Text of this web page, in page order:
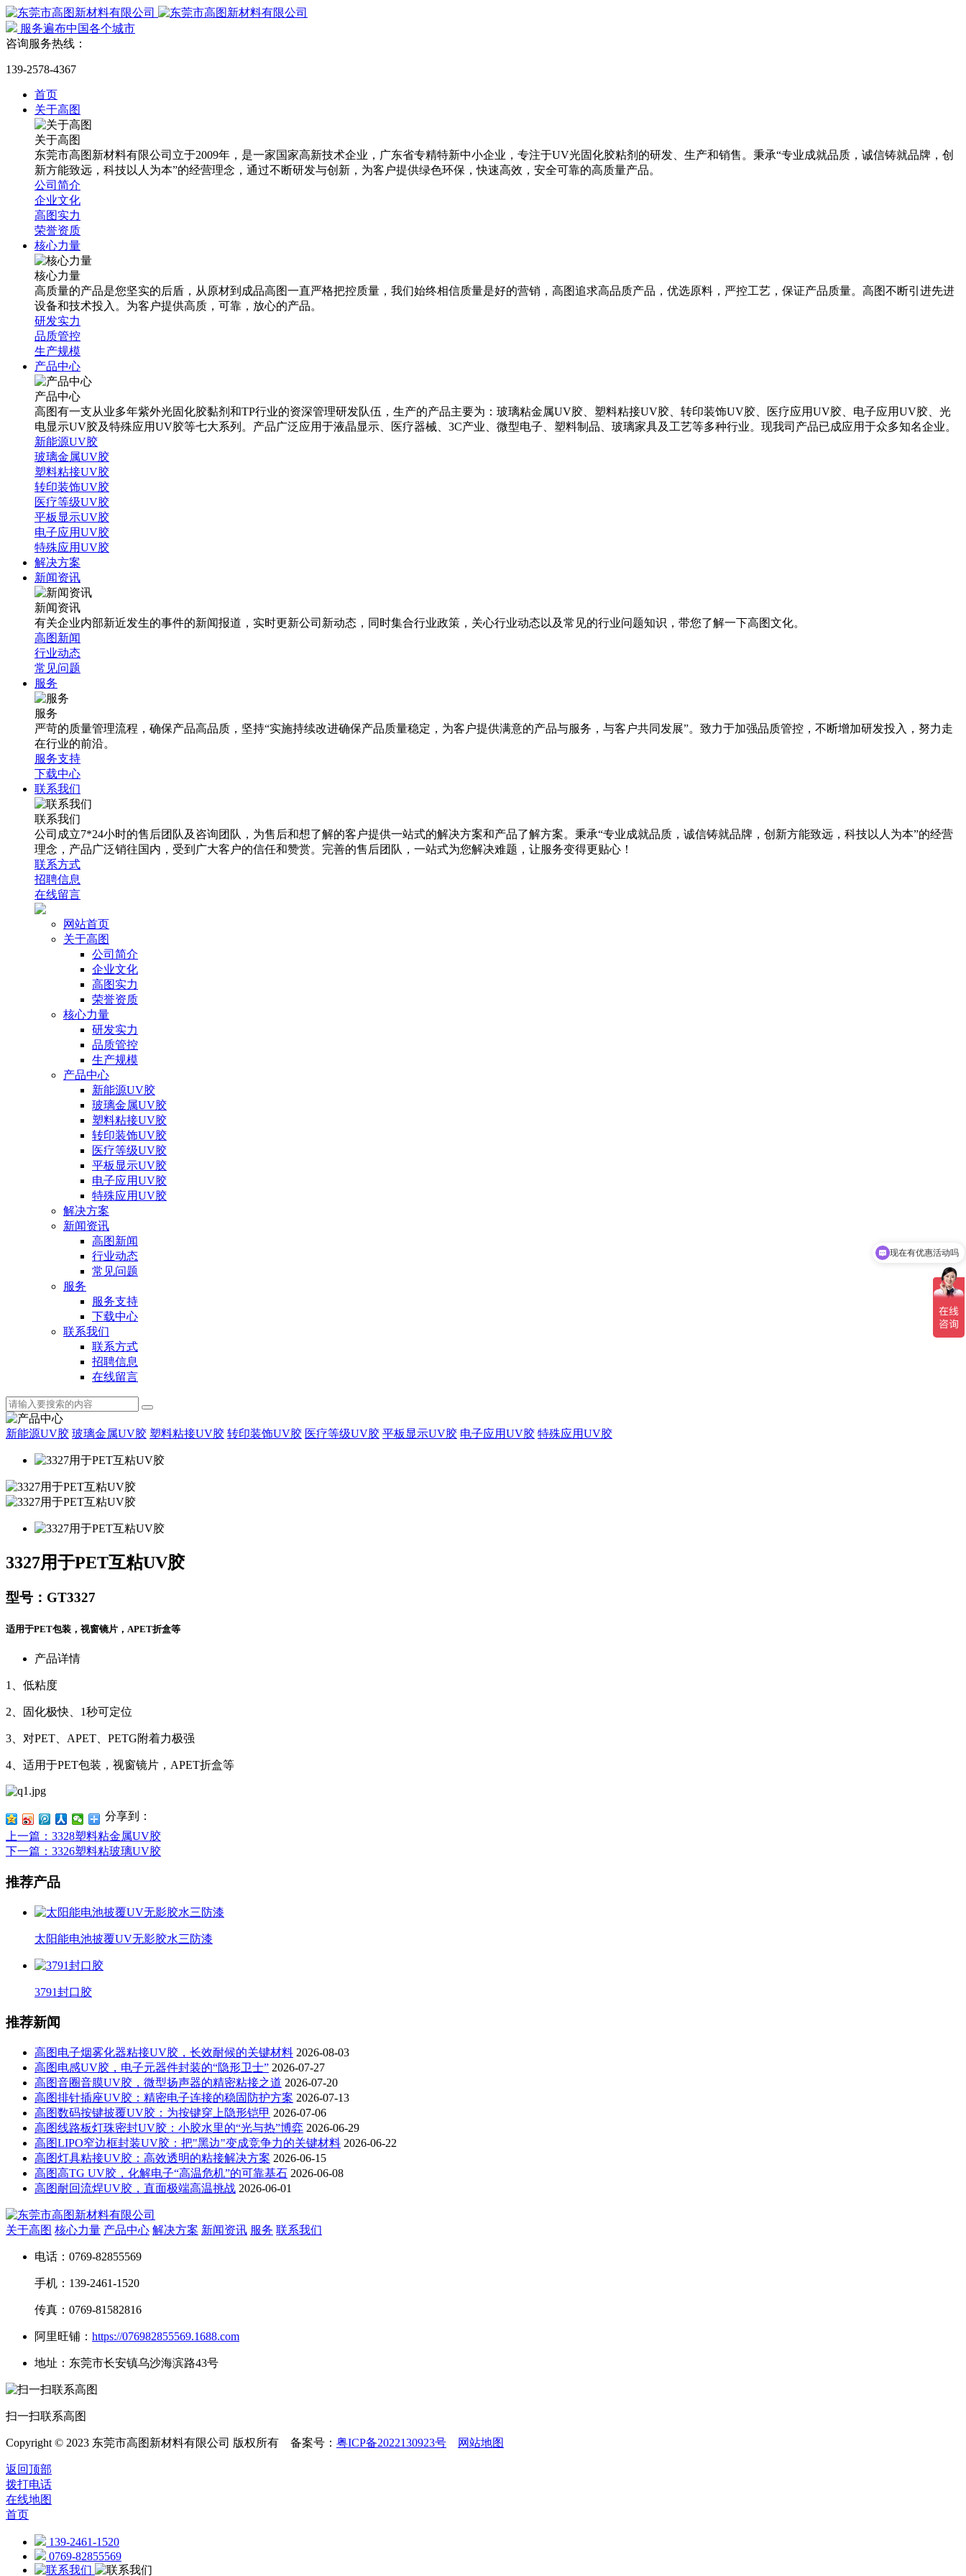
服务遍布中国各个城市
咨询服务热线：
139-2578-4367
首页
关于高图
关于高图
东莞市高图新材料有限公司立于2009年，是一家国家高新技术企业，广东省专精特新中小企业，专注于UV光固化胶粘剂的研发、生产和销售。秉承“专业成就品质，诚信铸就品牌，创
新方能致远，科技以人为本”的经营理念，通过不断研发与创新，为客户提供绿色环保，快速高效，安全可靠的高质量产品。
公司简介
企业文化
高图实力
荣誉资质
核心力量
核心力量
高质量的产品是您坚实的后盾，从原材到成品高图一直严格把控质量，我们始终相信质量是好的营销，高图追求高品质产品，优选原料，严控工艺，保证产品质量。高图不断引进先进
设备和技术投入。为客户提供高质，可靠，放心的产品。
研发实力
品质管控
生产规模
产品中心
产品中心
高图有一支从业多年紫外光固化胶黏剂和TP行业的资深管理研发队伍，生产的产品主要为：玻璃粘金属UV胶、塑料粘接UV胶、转印装饰UV胶、医疗应用UV胶、电子应用UV胶、光
电显示UV胶及特殊应用UV胶等七大系列。产品广泛应用于液晶显示、医疗器械、3C产业、微型电子、塑料制品、玻璃家具及工艺等多种行业。现我司产品已成应用于众多知名企业。
新能源UV胶
玻璃金属UV胶
塑料粘接UV胶
转印装饰UV胶
医疗等级UV胶
平板显示UV胶
电子应用UV胶
特殊应用UV胶
解决方案
新闻资讯
新闻资讯
有关企业内部新近发生的事件的新闻报道，实时更新公司新动态，同时集合行业政策，关心行业动态以及常见的行业问题知识，带您了解一下高图文化。
高图新闻
行业动态
常见问题
服务
服务
严苛的质量管理流程，确保产品高品质，坚持“实施持续改进确保产品质量稳定，为客户提供满意的产品与服务，与客户共同发展”。致力于加强品质管控，不断增加研发投入，努力走
在行业的前沿。
服务支持
下载中心
联系我们
联系我们
公司成立7*24小时的售后团队及咨询团队，为售后和想了解的客户提供一站式的解决方案和产品了解方案。秉承“专业成就品质，诚信铸就品牌，创新方能致远，科技以人为本”的经营
理念，产品广泛销往国内，受到广大客户的信任和赞赏。完善的售后团队，一站式为您解决难题，让服务变得更贴心！
联系方式
招聘信息
在线留言
网站首页
关于高图
公司简介
企业文化
高图实力
荣誉资质
核心力量
研发实力
品质管控
生产规模
产品中心
新能源UV胶
玻璃金属UV胶
塑料粘接UV胶
转印装饰UV胶
医疗等级UV胶
平板显示UV胶
电子应用UV胶
特殊应用UV胶
解决方案
新闻资讯
高图新闻
行业动态
常见问题
服务
服务支持
下载中心
联系我们
联系方式
招聘信息
在线留言
新能源UV胶 玻璃金属UV胶 塑料粘接UV胶 转印装饰UV胶 医疗等级UV胶 平板显示UV胶 电子应用UV胶 特殊应用UV胶
3327用于PET互粘UV胶
型号：GT3327
适用于PET包装，视窗镜片，APET折盒等
产品详情
1、低粘度
2、固化极快、1秒可定位
3、对PET、APET、PETG附着力极强
4、适用于PET包装，视窗镜片，APET折盒等
分享到：
上一篇 ：3328塑料粘金属UV胶
下一篇 ：3326塑料粘玻璃UV胶
推荐产品
太阳能电池披覆UV无影胶水三防漆
3791封口胶
推荐新闻
高图电子烟雾化器粘接UV胶，长效耐候的关键材料 2026-08-03
高图电感UV胶，电子元器件封装的“隐形卫士” 2026-07-27
高图音圈音膜UV胶，微型扬声器的精密粘接之道 2026-07-20
高图排针插座UV胶：精密电子连接的稳固防护方案 2026-07-13
高图数码按键披覆UV胶：为按键穿上隐形铠甲 2026-07-06
高图线路板灯珠密封UV胶：小胶水里的“光与热”博弈 2026-06-29
高图LIPO窄边框封装UV胶：把"黑边"变成竞争力的关键材料 2026-06-22
高图灯具粘接UV胶：高效透明的粘接解决方案 2026-06-15
高图高TG UV胶，化解电子“高温危机”的可靠基石 2026-06-08
高图耐回流焊UV胶，直面极端高温挑战 2026-06-01
关于高图 核心力量 产品中心 解决方案 新闻资讯 服务 联系我们
电话：0769-82855569
手机：139-2461-1520
传真：0769-81582816
阿里旺铺： https://076982855569.1688.com
地址：东莞市长安镇乌沙海滨路43号
扫一扫联系高图
Copyright © 2023 东莞市高图新材料有限公司 版权所有 备案号： 粤ICP备2022130923号 网站地图
返回顶部
拨打电话
在线地图
首页
139-2461-1520
0769-82855569
可以介绍下你们的产品么